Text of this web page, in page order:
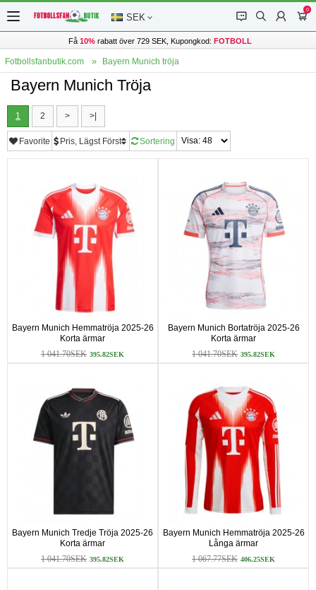
SEK 󰂱 󰂨 󰃳
0
󰃦
Få 10%rabatt över 729 SEK, Kupongkod: FOTBOLL
Fotbollsfanbutik.com Bayern Munich tröja
Bayern Munich Tröja
1 2 > >|
Favorite Pris, Lägst Först Sortering
Bayern Munich Hemmatröja 2025-26
Korta ärmar
1 041.70SEK 395.82SEK
Bayern Munich Bortatröja 2025-26
Korta ärmar
1 041.70SEK 395.82SEK
Bayern Munich Tredje Tröja 2025-26
Korta ärmar
1 041.70SEK 395.82SEK
Bayern Munich Hemmatröja 2025-26
Långa ärmar
1 067.77SEK 406.25SEK